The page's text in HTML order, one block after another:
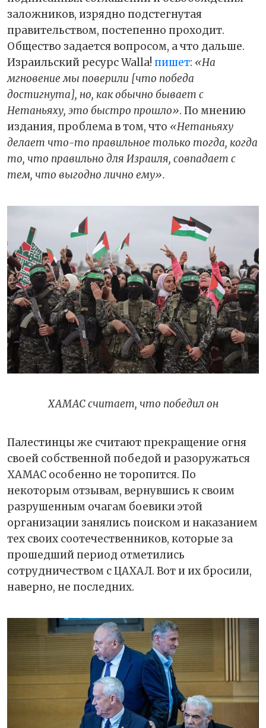
заложников, изрядно подстегнутая
правительством, постепенно проходит.
Общество задается вопросом, а что дальше.
Израильский ресурс Walla! пишет: «На
мгновение мы поверили [что победа
достигнута], но, как обычно бывает с
Нетаньяху, это быстро прошло». По мнению
издания, проблема в том, что «Нетаньяху
делает что-то правильное только тогда, когда
то, что правильно для Израиля, совпадает с
тем, что выгодно лично ему».
ХАМАС считает, что победил он
Палестинцы же считают прекращение огня
своей собственной победой и разоружаться
ХАМАС особенно не торопится. По
некоторым отзывам, вернувшись к своим
разрушенным очагам боевики этой
организации занялись поиском и наказанием
тех своих соотечественников, которые за
прошедший период отметились
сотрудничеством с ЦАХАЛ. Вот и их бросили,
наверно, не последних.